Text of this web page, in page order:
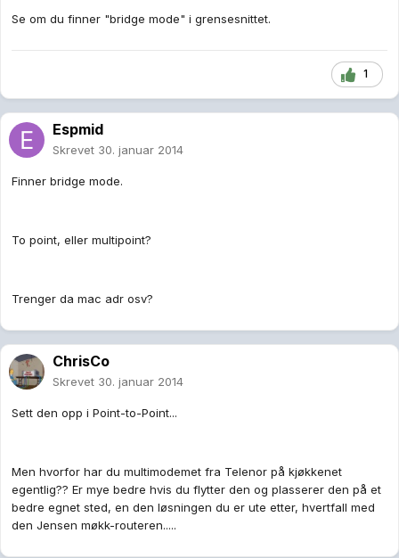
Se om du finner "bridge mode" i grensesnittet.
1
Espmid
Skrevet 30. januar 2014
Finner bridge mode.
To point, eller multipoint?
Trenger da mac adr osv?
ChrisCo
Skrevet 30. januar 2014
Sett den opp i Point-to-Point...
Men hvorfor har du multimodemet fra Telenor på kjøkkenet
egentlig?? Er mye bedre hvis du flytter den og plasserer den på et
bedre egnet sted, en den løsningen du er ute etter, hvertfall med
den Jensen møkk-routeren.....